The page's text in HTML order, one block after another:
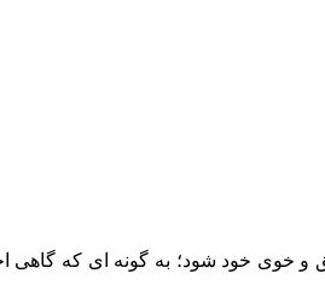
و خوی خود شود؛ به‌ گونه‌ ای که